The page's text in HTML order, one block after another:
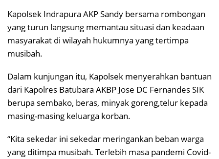
Kapolsek Indrapura AKP Sandy bersama rombongan
yang turun langsung memantau situasi dan keadaan
masyarakat di wilayah hukumnya yang tertimpa
musibah.
Dalam kunjungan itu, Kapolsek menyerahkan bantuan
dari Kapolres Batubara AKBP Jose DC Fernandes SIK
berupa sembako, beras, minyak goreng,telur kepada
masing-masing keluarga korban.
“Kita sekedar ini sekedar meringankan beban warga
yang ditimpa musibah. Terlebih masa pandemi Covid-